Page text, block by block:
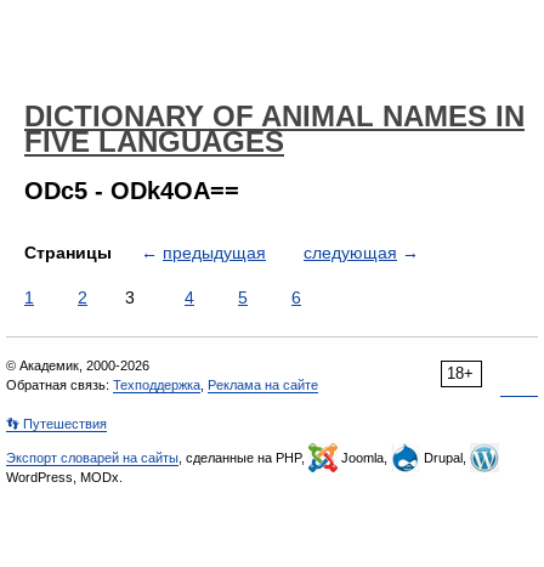
DICTIONARY OF ANIMAL NAMES IN
FIVE LANGUAGES
ODc5 - ODk4OA==
Страницы ← предыдущая следующая →
1 2 3 4 5 6
18+
© Академик, 2000-2026
Обратная связь: Техподдержка Реклама на сайте
👣 Путешествия
Экспорт словарей на сайты , сделанные на PHP, Joomla,
Drupal,
WordPress, MODx.